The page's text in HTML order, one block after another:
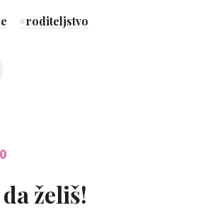
#roditeljstvo
0
želiš!